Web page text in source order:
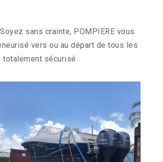
sans crainte, POMPIERE vous
vers ou au départ de tous les
totalement sécurisé.